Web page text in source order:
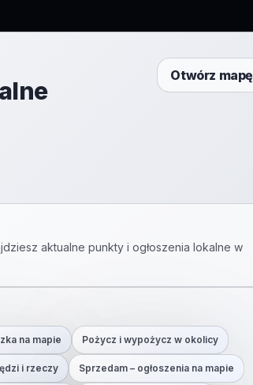
Otwórz mapę
aktualne punkty i ogłoszenia lokalne w
na mapie Pożycz i wypożycz w okolicy
i rzeczy Sprzedam – ogłoszenia na mapie